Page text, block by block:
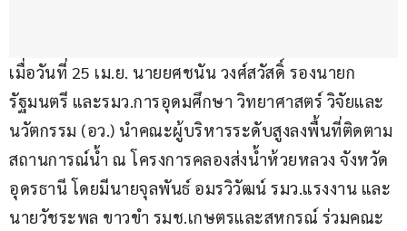
เมื่อวันที่ 25 เม.ย. นายยศชนัน วงศ์สวัสดิ์ รองนายก
รัฐมนตรี และรมว.การอุดมศึกษา วิทยาศาสตร์ วิจัยและ
นวัตกรรม (อว.) นำคณะผู้บริหารระดับสูงลงพื้นที่ติดตาม
สถานการณ์น้ำ ณ โครงการคลองส่งน้ำห้วยหลวง จังหวัด
อุดรธานี โดยมีนายจุลพันธ์ อมรวิวัฒน์ รมว.แรงงาน และ
นายวัชระพล ขาวขำ รมช.เกษตรและสหกรณ์ ร่วมคณะ